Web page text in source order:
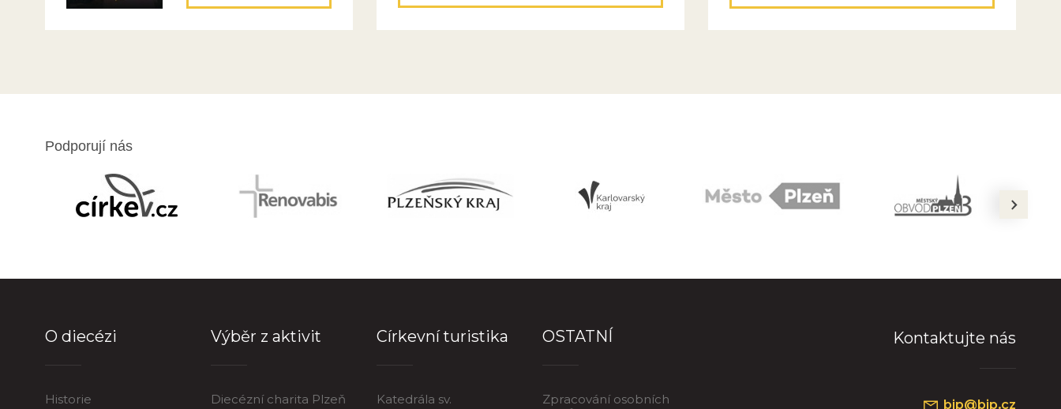
Podporují nás
next
O diecézi
Historie
Výběr z aktivit
Diecézní charita Plzeň
Církevní turistika
Katedrála sv.
OSTATNÍ
Zpracování osobních
Kontaktujte nás
bip@bip.cz